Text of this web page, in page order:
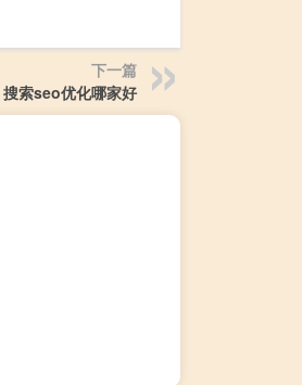
下一篇
搜索seo优化哪家好